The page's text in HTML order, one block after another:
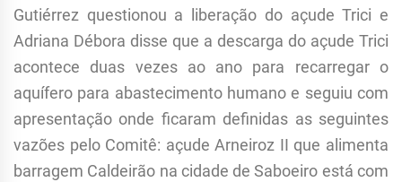
Gutiérrez questionou a liberação do açude Trici e
Adriana Débora disse que a descarga do açude Trici
acontece duas vezes ao ano para recarregar o
aquífero para abastecimento humano e seguiu com
apresentação onde ficaram definidas as seguintes
vazões pelo Comitê: açude Arneiroz II que alimenta
barragem Caldeirão na cidade de Saboeiro está com